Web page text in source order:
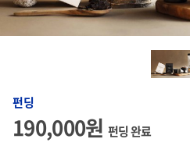
펀딩
190,000원 펀딩 완료